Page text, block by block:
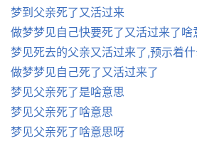
梦到父亲死了又活过来
做梦梦见自己快要死了又活过来了啥
梦见死去的父亲又活过来了,预示着什
做梦梦见自己死了又活过来了
梦见父亲死了是啥意思
梦见父亲死了啥意思
梦见父亲死了啥意思呀